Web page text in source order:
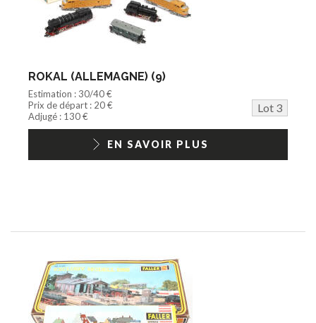
ROKAL (ALLEMAGNE) (9)
Estimation : 30/40 €
Prix de départ : 20 €
Lot 3
Adjugé : 130 €
EN SAVOIR PLUS